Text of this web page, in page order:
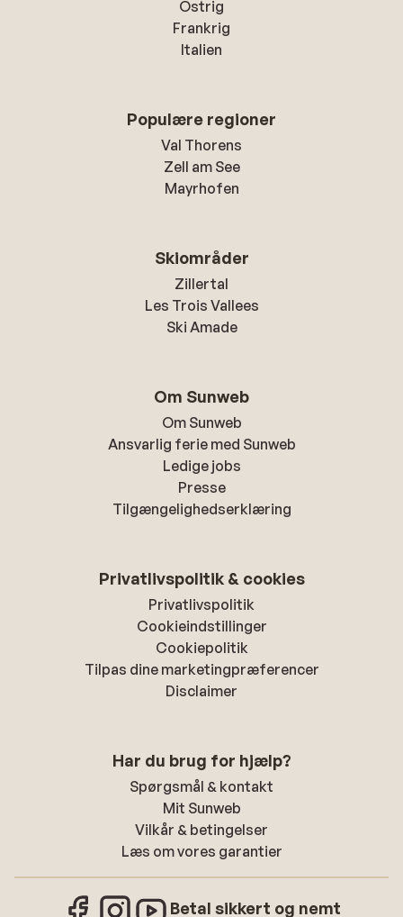
Ostrig
Frankrig
Italien
Populære regioner
Val Thorens
Zell am See
Mayrhofen
Skiområder
Zillertal
Les Trois Vallees
Ski Amade
Om Sunweb
Om Sunweb
Ansvarlig ferie med Sunweb
Ledige jobs
Presse
Tilgængelighedserklæring
Privatlivspolitik & cookies
Privatlivspolitik
Cookieindstillinger
Cookiepolitik
Tilpas dine marketingpræferencer
Disclaimer
Har du brug for hjælp?
Spørgsmål & kontakt
Mit Sunweb
Vilkår & betingelser
Læs om vores garantier
Betal sikkert og nemt